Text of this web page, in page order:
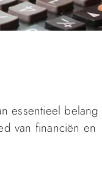
essentieel belang
van financiën en